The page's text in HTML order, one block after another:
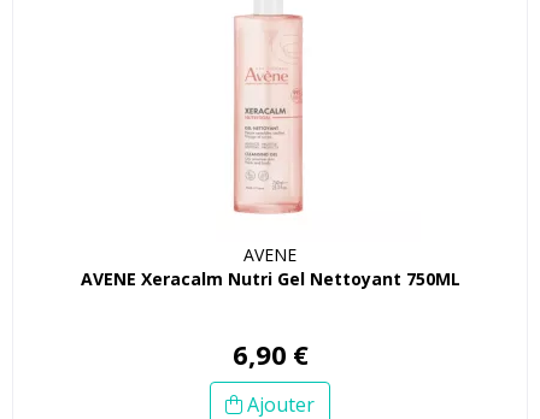
AVENE
AVENE Xeracalm Nutri Gel Nettoyant 750ML
6,90 €
Ajouter